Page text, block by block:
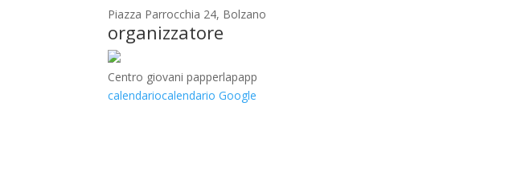
Piazza Parrocchia 24, Bolzano
organizzatore
Centro giovani papperlapapp
calendariocalendario Google